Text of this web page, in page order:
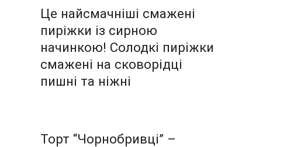
Це найсмачніші смажені
пиріжки із сирною
начинкою! Солодкі пиріжки
смажені на сковорідці
пишні та ніжні
Торт “Чорнобривці” –